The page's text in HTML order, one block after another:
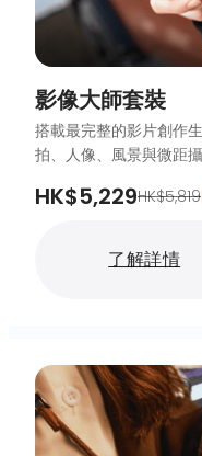
影像大師套裝
搭載最完整的影片創作
拍、人像、風景與微距
HK$5,229HK$5,819
了解詳情